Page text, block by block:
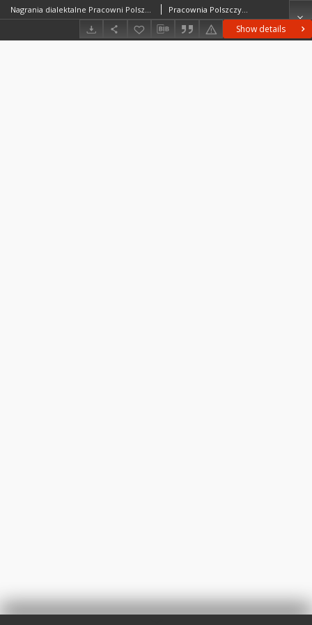
Show details
Nagrania dialektalne Pracowni Polszczyzny Kresowej IJP PAN; Nagrania PPK; PPK-N-004A Pracownia Polszczyzny Kresowej